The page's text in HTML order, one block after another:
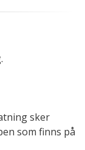
sker
som finns på